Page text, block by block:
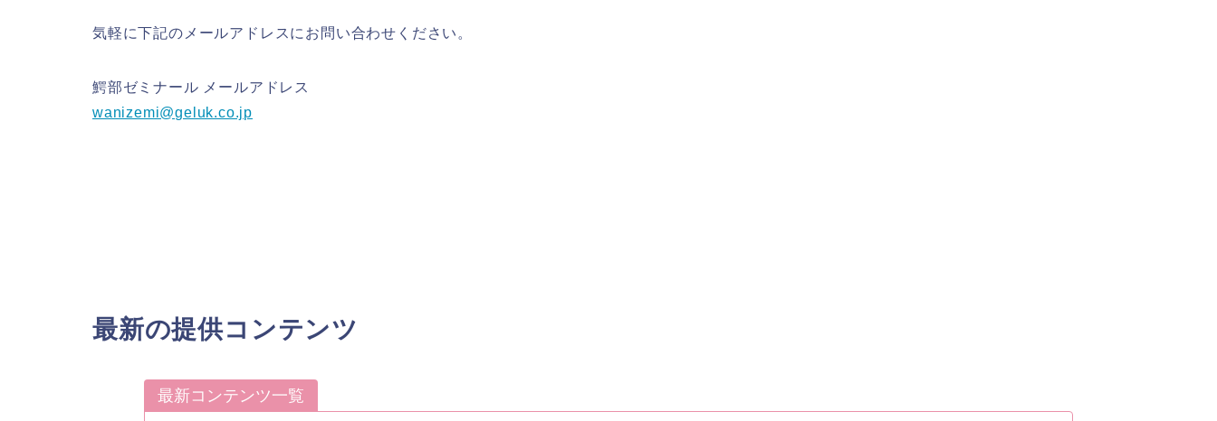
気軽に下記のメールアドレスにお問い合わせください。
鰐部ゼミナール メールアドレス
wanizemi@geluk.co.jp
最新の提供コンテンツ
最新コンテンツ一覧